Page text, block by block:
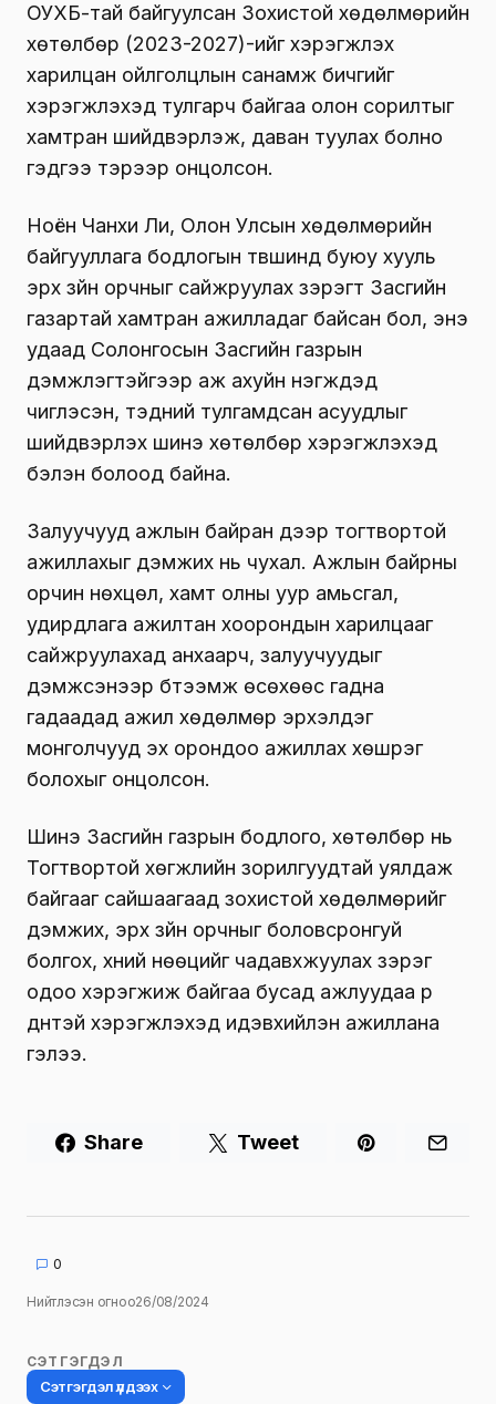
ОУХБ-тай байгуулсан Зохистой хөдөлмөрийн
хөтөлбөр (2023-2027)-ийг хэрэгжүүлэх
харилцан ойлголцлын санамж бичгийг
хэрэгжүүлэхэд тулгарч байгаа олон сорилтыг
хамтран шийдвэрлэж, даван туулах болно
гэдгээ тэрээр онцолсон.
Ноён Чанхи Ли, Олон Улсын хөдөлмөрийн
байгууллага бодлогын түвшинд буюу хууль
эрх зүйн орчныг сайжруулах зэрэгт Засгийн
газартай хамтран ажилладаг байсан бол, энэ
удаад Солонгосын Засгийн газрын
дэмжлэгтэйгээр аж ахуйн нэгжүүдэд
чиглэсэн, тэдний тулгамдсан асуудлыг
шийдвэрлэх шинэ хөтөлбөр хэрэгжүүлэхэд
бэлэн болоод байна.
Залуучууд ажлын байран дээр тогтвортой
ажиллахыг дэмжих нь чухал. Ажлын байрны
орчин нөхцөл, хамт олны уур амьсгал,
удирдлага ажилтан хоорондын харилцааг
сайжруулахад анхаарч, залуучуудыг
дэмжсэнээр бүтээмж өсөхөөс гадна
гадаадад ажил хөдөлмөр эрхэлдэг
монголчууд эх орондоо ажиллах хөшүүрэг
болохыг онцолсон.
Шинэ Засгийн газрын бодлого, хөтөлбөр нь
Тогтвортой хөгжлийн зорилгуудтай уялдаж
байгааг сайшаагаад зохистой хөдөлмөрийг
дэмжих, эрх зүйн орчныг боловсронгуй
болгох, хүний нөөцийг чадавхжуулах зэрэг
одоо хэрэгжиж байгаа бусад ажлуудаа үр
дүнтэй хэрэгжүүлэхэд идэвхийлэн ажиллана
гэлээ.
Share Tweet
0
Нийтлэсэн огноо26/08/2024
СЭТГЭГДЭЛ
Сэтгэгдэл үлдээх